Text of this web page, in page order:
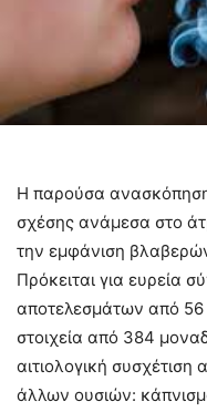
Η παρούσα ανασκόπηση
σχέσης ανάμεσα στο
την εμφάνιση
Πρόκειται για ευρεία
αποτελεσμάτων από 56
στοιχεία από 384
αιτιολογική
άλλων ουσιών: